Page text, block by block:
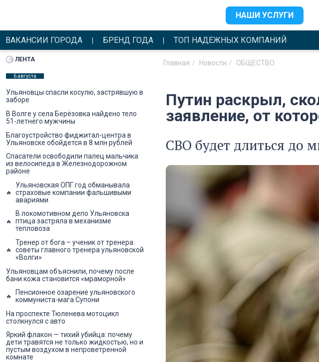
НАШИ УСЛУГИ
ВАКАНСИИ ГОРОДА БРЕНД ГОДА ТОП НАДЕЖНЫХ КОМПАНИЙ
Главная Новости ОБЩЕСТВО
Путин раскрыл,
заявление, от
СВО будет длиться до
ЛЕНТА
6 августа
Ульяновцы спасли косулю, застрявшую в
заборе
В Волге у села Берёзовка найдено тело
51-летнего мужчины
Благоустройство фиджитал-центра в
Ульяновске обойдется в 8 млн рублей
Спасатели освободили палец мальчика
из велосипеда в Железнодорожном
районе
Ульяновская ОПГ год обманывала
страховые компании фальшивыми
авариями
В локомотивном депо Ульяновска
птица застряла в механизме
тепловоза
Тренер от бога – ученик от тренера:
советы главного тренера ульяновской
«Волги»
Ульяновцам объяснили, почему после
бани кожа становится «мраморной»
Пенсионное озарение ульяновского
коммуниста-мага Супони
На проспекте Тюленева мотоцикл
столкнулся с авто
Яркий флакон — тихий убийца: почему
дети травятся не только жидкостью, но и
пустым воздухом в непроветренной
комнате